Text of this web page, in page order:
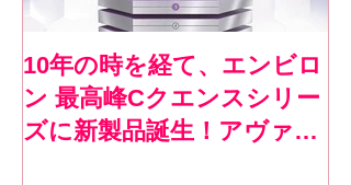
10年の時を経て、エンビロ
ン 最高峰Cクエンスシリー
ズに新製品誕生！アヴァン